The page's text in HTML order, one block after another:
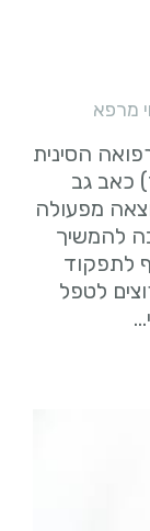
מרפא
הסינית
כאב גב
מפעולה
להמשיך
לתפקוד
לטפל